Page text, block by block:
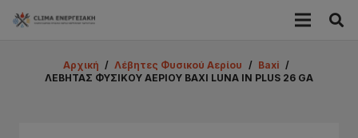
Αρχική / Λέβητες Φυσικού Αερίου / Baxi /
ΛΕΒΗΤΑΣ ΦΥΣΙΚΟΥ ΑΕΡΙΟΥ ΒΑΧΙ LUNA IN PLUS 26 GA